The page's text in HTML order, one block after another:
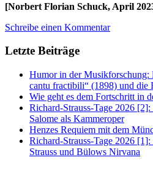
[Norbert Florian Schuck, April
Schreibe einen Kommentar
Letzte Beiträge
Humor in der Musikforschung:
cantu fractibili“ (1898) und die
Wie geht es dem Fortschritt in
Richard-Strauss-Tage 2026
Salome als Kammeroper
Henzes Requiem mit dem
Richard-Strauss-Tage 2026
Strauss und Bülows Nirvana